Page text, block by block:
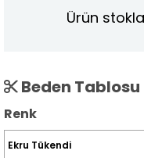
Ürün
Beden Tablosu
Renk